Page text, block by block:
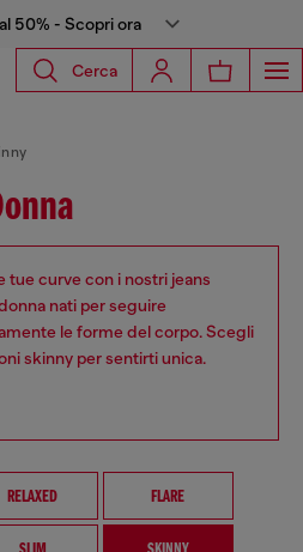
50% - Scopri ora
Cerca
tue curve con i nostri jeans
nati per seguire
le forme del corpo. Scegli
skinny per sentirti unica.
RELAXED FLARE